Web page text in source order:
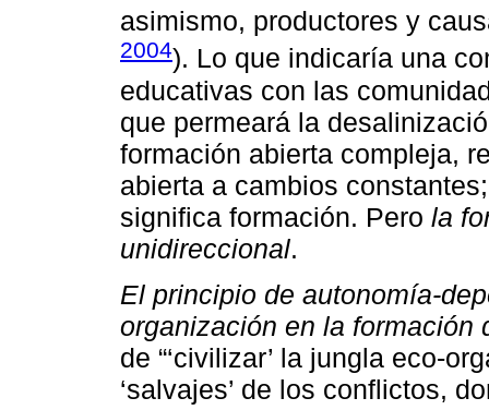
asimismo, productores y
2004). Lo que indicaría una
educativas con las
que permeará la
formación abierta compleja,
abierta a cambios
significa formación. Pero la
unidireccional.
El principio de autonomía-
organización en la formación
de “‘civilizar’ la jungla eco-
‘salvajes’ de los conflictos,